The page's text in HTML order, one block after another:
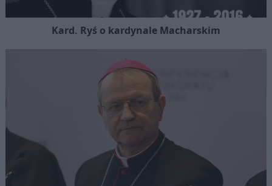
Kard. Ryś o kardynale Macharskim